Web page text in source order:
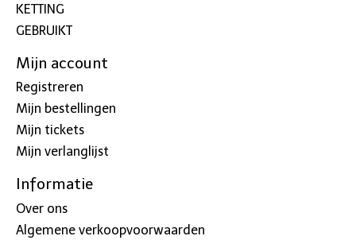
KETTING
GEBRUIKT
Mijn account
Registreren
Mijn bestellingen
Mijn tickets
Mijn verlanglijst
Informatie
Over ons
Algemene verkoopvoorwaarden